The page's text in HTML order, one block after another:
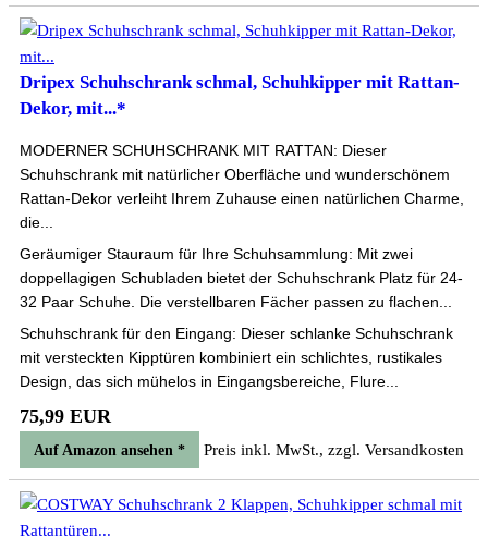
Dripex Schuhschrank schmal, Schuhkipper mit Rattan-
Dekor, mit...*
MODERNER SCHUHSCHRANK MIT RATTAN: Dieser
Schuhschrank mit natürlicher Oberfläche und wunderschönem
Rattan-Dekor verleiht Ihrem Zuhause einen natürlichen Charme,
die...
Geräumiger Stauraum für Ihre Schuhsammlung: Mit zwei
doppellagigen Schubladen bietet der Schuhschrank Platz für 24-
32 Paar Schuhe. Die verstellbaren Fächer passen zu flachen...
Schuhschrank für den Eingang: Dieser schlanke Schuhschrank
mit versteckten Kipptüren kombiniert ein schlichtes, rustikales
Design, das sich mühelos in Eingangsbereiche, Flure...
75,99 EUR
Auf Amazon ansehen * Preis inkl. MwSt., zzgl. Versandkosten